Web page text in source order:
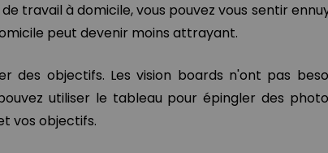
travail à domicile, vous pouvez vous sentir
peut devenir moins attrayant.
des objectifs. Les vision boards n'ont pas
utiliser le tableau pour épingler des
vos objectifs.